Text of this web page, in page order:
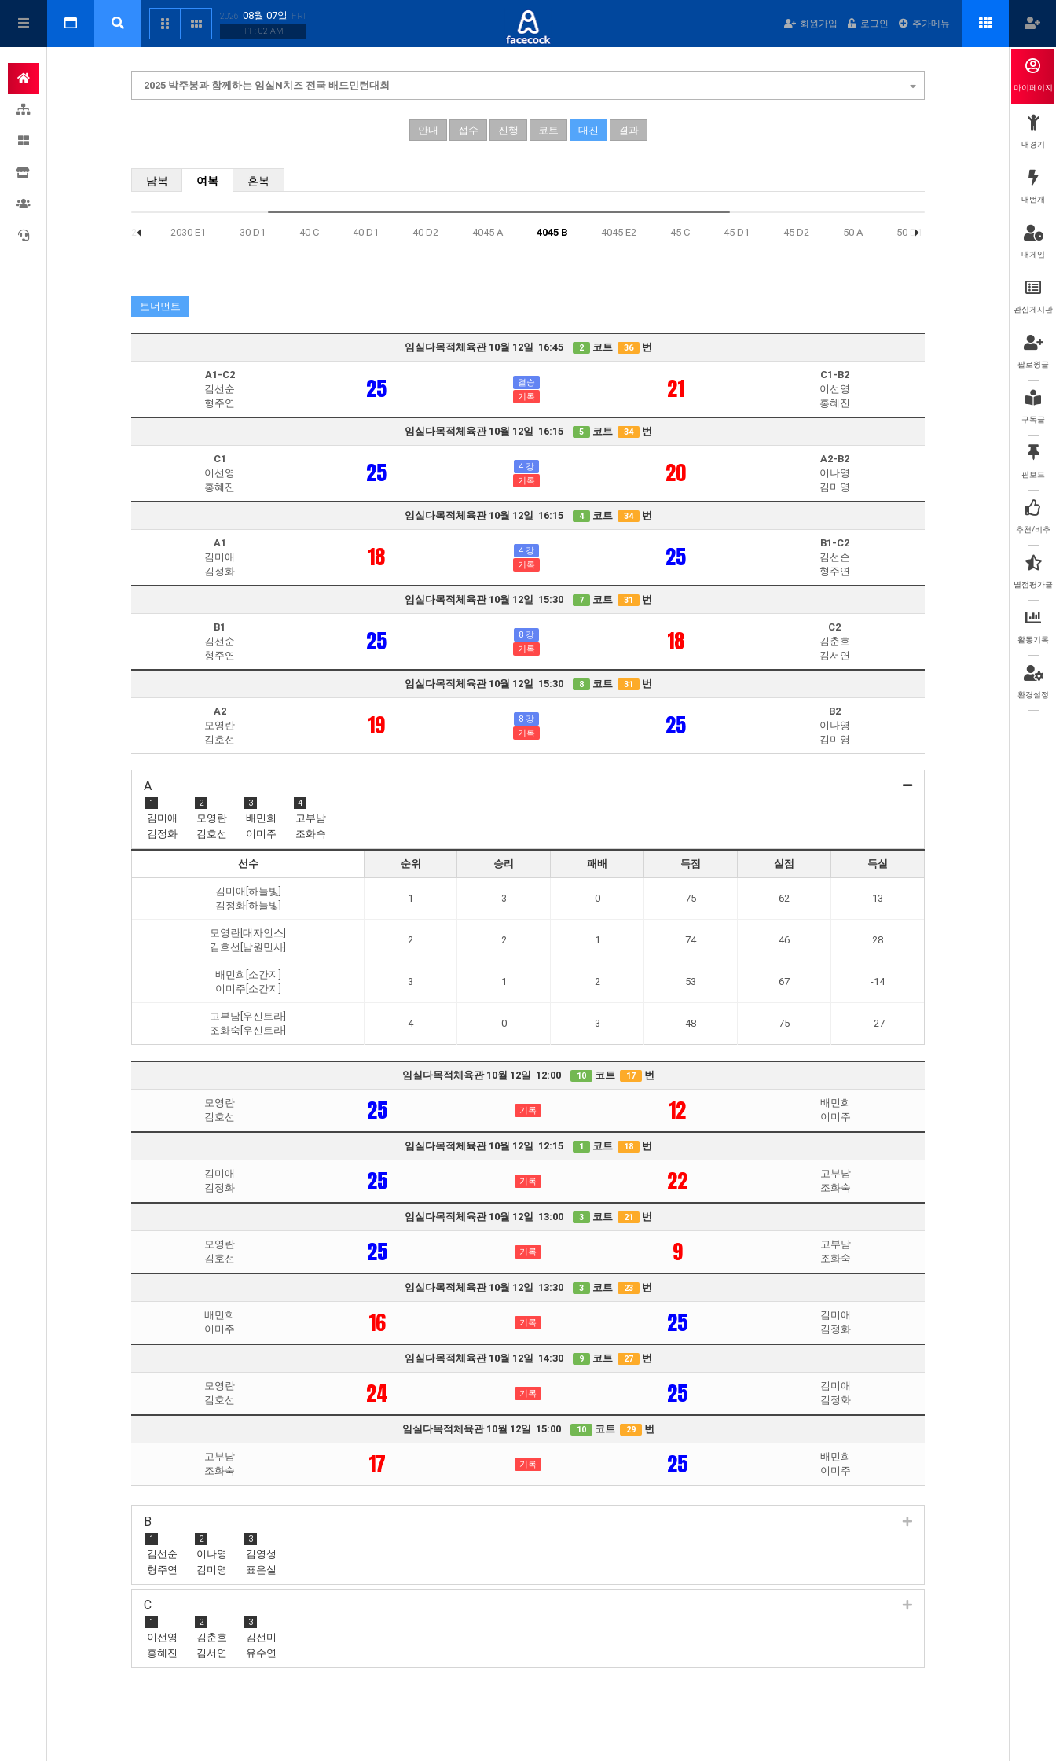
2026 08월 07일
FRI
11 : 02 AM
회원가입 로그인 추가메뉴
2025 박주봉과 함께하는 임실N치즈 전국 배드민턴대회
안내 접수 진행 코트 대진 결과
남복 여복 혼복
2030 D2 2030 E1 30 D1 40 C 40 D1 40 D2 4045 A 4045 B 4045 E2 45 C 45 D1 45 D2 50 A 50 D1 고등부
토너먼트
임실다목적체육관 10월 12일 16:45 2 코트 36 번
A1-C2
김선순
형주연
25
결승
기록
21
C1-B2
이선영
홍혜진
임실다목적체육관 10월 12일 16:15 5 코트 34 번
C1
이선영
홍혜진
25
4 강
기록
20
A2-B2
이나영
김미영
임실다목적체육관 10월 12일 16:15 4 코트 34 번
A1
김미애
김정화
18
4 강
기록
25
B1-C2
김선순
형주연
임실다목적체육관 10월 12일 15:30 7 코트 31 번
B1
김선순
형주연
25
8 강
기록
18
C2
김춘호
김서연
임실다목적체육관 10월 12일 15:30 8 코트 31 번
A2
모영란
김호선
19
8 강
기록
25
B2
이나영
김미영
A
1
김미애
김정화
2
모영란
김호선
3
배민희
이미주
4
고부남
조화숙
선수 순위 승리 패배 득점 실점 득실
김미애[하늘빛]
김정화[하늘빛]
1 3 0 75 62 13
모영란[대자인스]
김호선[남원민사]
2 2 1 74 46 28
배민희[소간지]
이미주[소간지]
3 1 2 53 67 -14
고부남[우신트라]
조화숙[우신트라]
4 0 3 48 75 -27
임실다목적체육관 10월 12일 12:00 10 코트 17 번
모영란
김호선
25 기록 12
배민희
이미주
임실다목적체육관 10월 12일 12:15 1 코트 18 번
김미애
김정화
25 기록 22
고부남
조화숙
임실다목적체육관 10월 12일 13:00 3 코트 21 번
모영란
김호선
25 기록 9
고부남
조화숙
임실다목적체육관 10월 12일 13:30 3 코트 23 번
배민희
이미주
16 기록 25
김미애
김정화
임실다목적체육관 10월 12일 14:30 9 코트 27 번
모영란
김호선
24 기록 25
김미애
김정화
임실다목적체육관 10월 12일 15:00 10 코트 29 번
고부남
조화숙
17 기록 25
배민희
이미주
B
1
김선순
형주연
2
이나영
김미영
3
김영성
표은실
C
1
이선영
홍혜진
2
김춘호
김서연
3
김선미
유수연
마이페이지
내경기
내번개
내게임
관심게시판
팔로윙글
구독글
핀보드
추천/비추
별점평가글
활동기록
환경설정